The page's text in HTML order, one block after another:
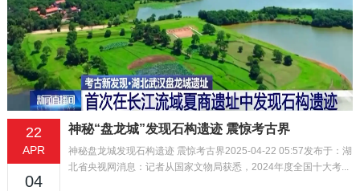
22
APR
04
神秘“盘龙城”发现石构遗迹 震惊考古界
神秘盘龙城发现石构遗迹 震惊考古界2025-04-22 05:57发布于：湖
北省央视网消息：记者从国家文物局获悉，2024年度全国十大考...